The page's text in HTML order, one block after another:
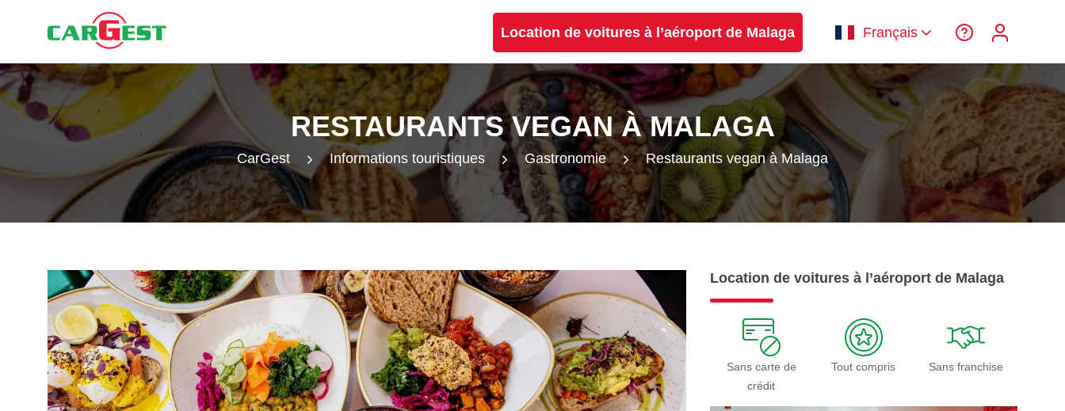
Location de voitures à l’aéroport de Malaga Français
RESTAURANTS VEGAN À MALAGA
CarGest Informations touristiques Gastronomie Restaurants vegan à Malaga
Location de voitures à l’aéroport de Malaga
Sans carte de
crédit
Tout compris Sans franchise